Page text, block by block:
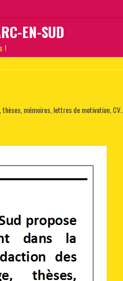
EN-SUD
!
mémoires, lettres de motivation, CV...